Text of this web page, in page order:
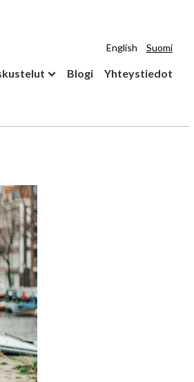
English Suomi
Blogi Yhteystiedot